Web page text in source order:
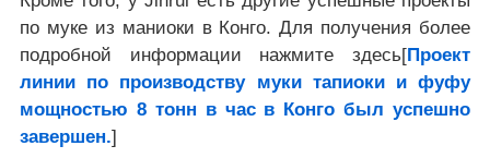
по муке из маниоки в Конго. Для получения более
подробной информации нажмите здесь[Проект
линии по производству муки тапиоки и фуфу
мощностью 8 тонн в час в Конго был успешно
завершен.]